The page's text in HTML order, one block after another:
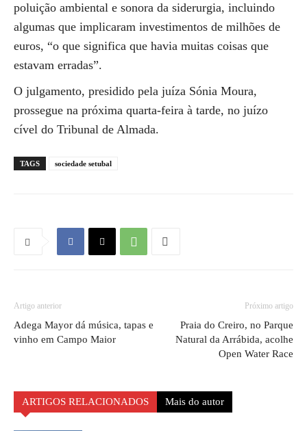
poluição ambiental e sonora da siderurgia, incluindo
algumas que implicaram investimentos de milhões de
euros, “o que significa que havia muitas coisas que
estavam erradas”.
O julgamento, presidido pela juíza Sónia Moura,
prossegue na próxima quarta-feira à tarde, no juízo
cível do Tribunal de Almada.
TAGS sociedade setubal
Artigo anterior
Adega Mayor dá música, tapas e
vinho em Campo Maior
Próximo artigo
Praia do Creiro, no Parque
Natural da Arrábida, acolhe
Open Water Race
ARTIGOS RELACIONADOS Mais do autor